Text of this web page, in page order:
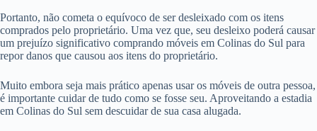
Portanto, não cometa o equívoco de ser desleixado com os itens
comprados pelo proprietário. Uma vez que, seu desleixo poderá causar
um prejuízo significativo comprando móveis em Colinas do Sul para
repor danos que causou aos itens do proprietário.
Muito embora seja mais prático apenas usar os móveis de outra pessoa,
é importante cuidar de tudo como se fosse seu. Aproveitando a estadia
em Colinas do Sul sem descuidar de sua casa alugada.